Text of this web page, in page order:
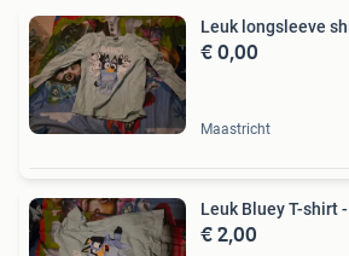
Leuk longsleeve
€ 0,00
Maastricht
Leuk Bluey T-shirt
€ 2,00